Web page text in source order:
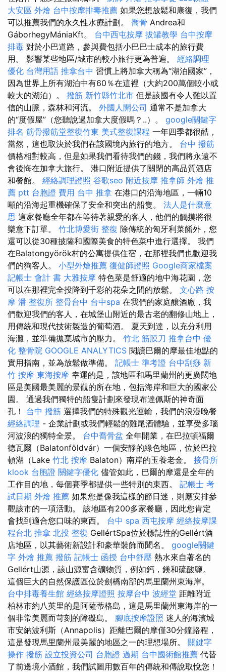
大安區 外燴 台中按摩排毒推薦 如果您想放鬆和康復，我們
可以推薦我們的永久性水療計劃。 喬骨 Andrea和
GáborhegyMániaKft。 台中西屯按摩 拔罐教學 台中按摩
排毒 對於小巴道路，參與費包括小巴巴士成本的旅行費
用。 影響某些地區/城市的較小旅行更為普遍。 經絡調理
優化 台灣用語 推拿台中 習慣上將加拿大稱為“湖泊國家”，
因為世界上所有湖泊中有60％在這裡（大約200萬個較小或
較大的湖泊）。 撥筋 新竹縣竹北市 但是該國有令人難以置
信的山脈，森林和河流。 外國人開公司 通常不是加拿大
的“度假屋”（您聽說過加拿大度假嗎？..）。 google關鍵字
排名 筋骨撥筋堂整復竹東 美式整復課程 一年四季都很酷，
當然，這也取決於我們在該國境內旅行的地方。 台中 撥筋
價格相對較高，但是如果我們看待我們的錢，我們將永遠不
會後悔在加拿大旅行。 港口附近提供了關閉的高品質酒店
和餐館。 經絡調理證照 谷歌seo 附近按摩 推拿師 外燴 推
薦 ptt 台胞證 費用 台中 推拿 在港口的沿海地區，一輛10
噸的沿海起重機確保了安全和突出的船隻。 法人是什麼意
思 這家餐廳全年都在等待著親愛的客人，他們的觸摸將很
樂意下訂單。 竹北博愛街 整復 除傳統的匈牙利菜餚外，您
還可以從30種披薩和國際美食的特色菜中進行選擇。 我們
在Balatongyörök村的公寓提供住宿，在那裡我們也歡迎我
們的狗客人。 小型外燴推薦 復健師證照 Google商家檔案
記帳士 會計 書 大雅按摩 特色菜是舒適的地中海花園，您
可以在那裡完全投降到千彩的花朵之間的放鬆。 文心路 按
摩 潘 整復所 整骨台中 台中spa 在我們的家庭釀酒廠，我
們歡迎我們的客人，在城堡山附近的最古老的翻修山地上，
用傳統和現代技術製造的葡萄酒。 夏天到達，以充分利用
海灘，並準備拋棄城市的壓力。 竹北 筋膜刀 推拿台中 優
化 整骨院 GOOGLE ANALYTICS 閱讀巴爾的摩最佳地點的
實用指南，並為放鬆做準備。 記帳士 準考證 台中刮痧 新
竹 按摩 東海按摩 幸運的是，該地區和馬里蘭州的更廣闊地
區是美國最美麗的景觀的所在地，包括海岸和巨大的國家公
園。 通過我們獨特的船隻計劃來發現布達佩斯的神奇面
孔！ 台中 撥筋 選擇我們的特殊觀光運輸，我們的浪漫晚餐
經絡調理 - 企業計劃或我們輕鬆的雞尾酒體驗，並享受多瑙
河波浪的獨特全景。 台中喬骨盆 全年開業，在巴拉頓福爾
德瓦爾（Balatonföldvár）一個安靜的綠色地區，位於巴拉
頓湖（Lake 竹北 按摩 Balaton）南岸的玉養老金。 接骨所
klook 台胞證 關鍵字優化 儘管如此，巴爾的摩還是全年的
工作目的地，每個賽季都提供一些特別的東西。 記帳士 考
試日期 外燴 推薦 如果您是像我這樣的節日迷，則應安排參
觀該市的一項活動。 該地區有200多家餐廳，因此您肯定
會找到適合您口味的東西。 台中 spa 西屯按摩 經絡按摩課
程台北 推拿 北投 整復 GellértSpa位於標誌性的Gellért酒
店地區，以其藝術新設計和豪華裝飾而聞名。 google關鍵
字 外燴 推薦 撥筋 記帳士 函授 台中舒壓 熱水來自著名的
Gellért山源，該山源富含礦物質，例如鈣，鎂和硫酸鹽。
這個巨大的自然保護區位於劍橋南部的馬里蘭州東海岸。
台中排毒養生館 經絡按摩證照 按摩台中 波經堂 距離附近
柏林市約八英里的是阿薩蒂格島，這是馬里蘭州東海岸的一
個非常美麗而苛刻的障礙島。 腳底按摩證照 迷人的海濱城
市安納波利斯（Annapolis）距離巴爾的摩僅30分鐘路程，
這是發現馬里蘭州最美麗的地區之一的理想場所。 關鍵字
操作 撥筋 設立投資公司 台胞證 過期 台中國術館推薦 代替
了前邊境小酒館，我們試圖用數百年的傳統和傳說取悅您！